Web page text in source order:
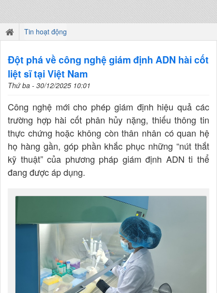
Tin hoạt động
Đột phá về công nghệ giám định ADN hài cốt
liệt sĩ tại Việt Nam
Thứ ba - 30/12/2025 10:01
Công nghệ mới cho phép giám định hiệu quả các
trường hợp hài cốt phân hủy nặng, thiếu thông tin
thực chứng hoặc không còn thân nhân có quan hệ
họ hàng gần, góp phần khắc phục những “nút thắt
kỹ thuật” của phương pháp giám định ADN ti thể
đang được áp dụng.